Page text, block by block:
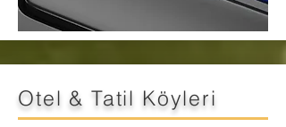
Otel & Tatil Köyleri